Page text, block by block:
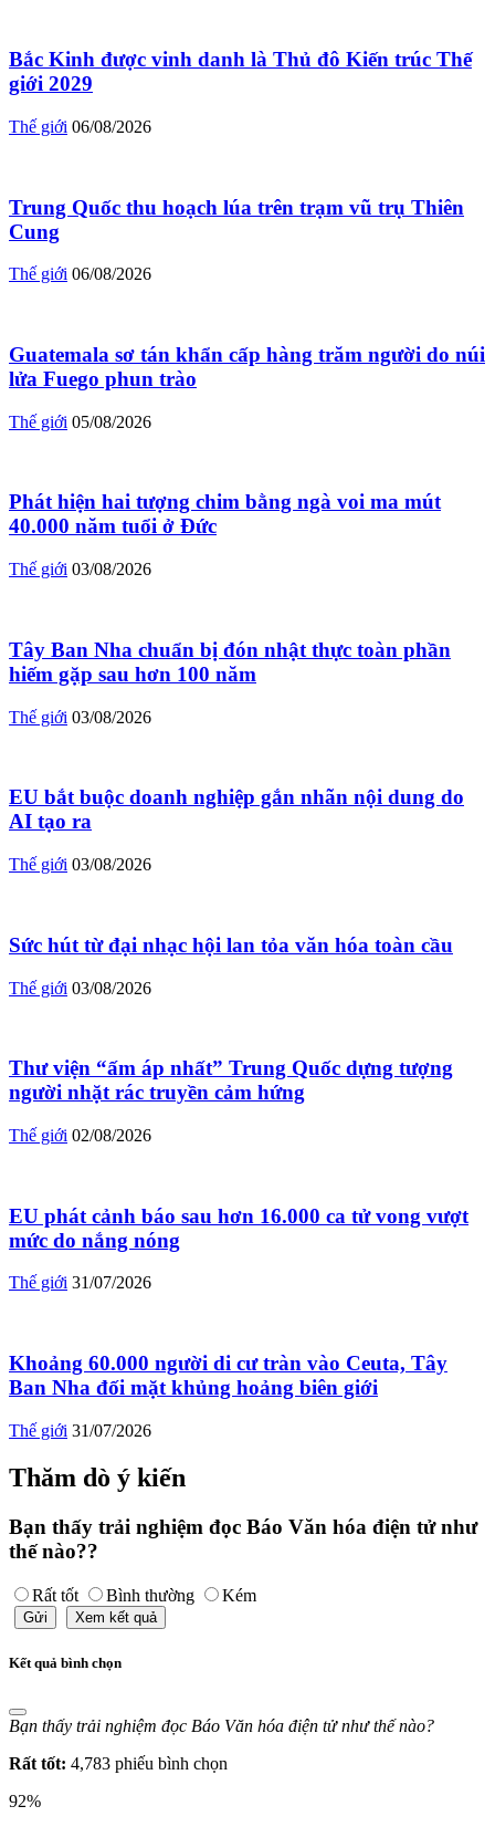
Bắc Kinh được vinh danh là Thủ đô Kiến trúc Thế
giới 2029
Thế giới 06/08/2026
Trung Quốc thu hoạch lúa trên trạm vũ trụ Thiên
Cung
Thế giới 06/08/2026
Guatemala sơ tán khẩn cấp hàng trăm người do núi
lửa Fuego phun trào
Thế giới 05/08/2026
Phát hiện hai tượng chim bằng ngà voi ma mút
40.000 năm tuổi ở Đức
Thế giới 03/08/2026
Tây Ban Nha chuẩn bị đón nhật thực toàn phần
hiếm gặp sau hơn 100 năm
Thế giới 03/08/2026
EU bắt buộc doanh nghiệp gắn nhãn nội dung do
AI tạo ra
Thế giới 03/08/2026
Sức hút từ đại nhạc hội lan tỏa văn hóa toàn cầu
Thế giới 03/08/2026
Thư viện “ấm áp nhất” Trung Quốc dựng tượng
người nhặt rác truyền cảm hứng
Thế giới 02/08/2026
EU phát cảnh báo sau hơn 16.000 ca tử vong vượt
mức do nắng nóng
Thế giới 31/07/2026
Khoảng 60.000 người di cư tràn vào Ceuta, Tây
Ban Nha đối mặt khủng hoảng biên giới
Thế giới 31/07/2026
Thăm dò ý kiến
Bạn thấy trải nghiệm đọc Báo Văn hóa điện tử như
thế nào??
Rất tốt Bình thường Kém
Gửi Xem kết quả
Kết quả bình chọn
Bạn thấy trải nghiệm đọc Báo Văn hóa điện tử như thế nào?
Rất tốt: 4,783 phiếu bình chọn
92%